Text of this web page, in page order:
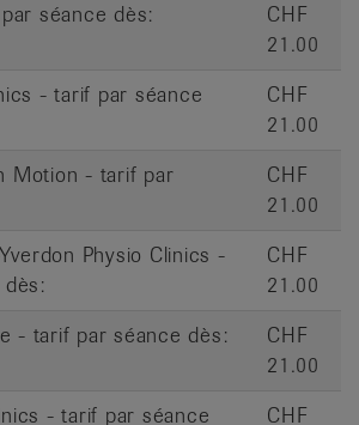
séance dès:
CHF
21.00
- tarif par séance
CHF
21.00
Motion - tarif par
CHF
21.00
Physio Clinics -
CHF
21.00
- tarif par séance dès:
CHF
21.00
- tarif par séance
CHF